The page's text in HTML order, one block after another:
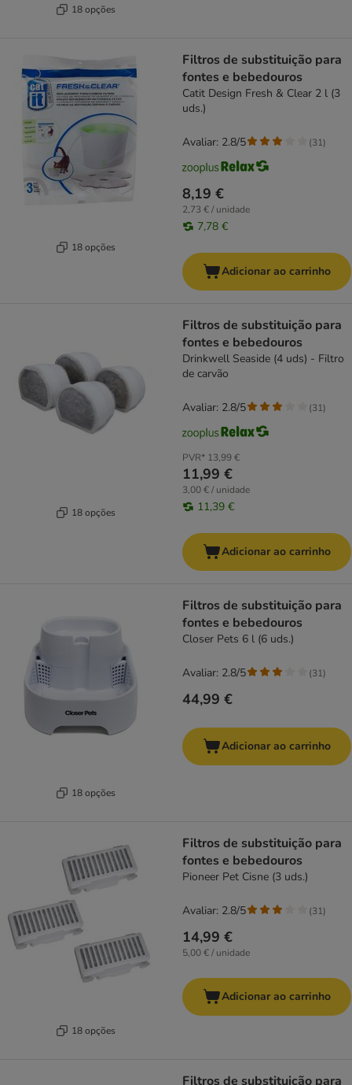
18 opções
18 opções
Filtros de substituição para
fontes e bebedouros
Catit Design Fresh & Clear 2 l (3
uds.)
8,19 €
2,73 € / unidade
7,78 €
Avaliar: 2.8/5 (31)
Adicionar ao carrinho
18 opções
Filtros de substituição para
fontes e bebedouros
Drinkwell Seaside (4 uds) - Filtro
de carvão
PVR* 13,99 €
11,99 €
3,00 € / unidade
11,39 €
Avaliar: 2.8/5 (31)
Adicionar ao carrinho
18 opções
Filtros de substituição para
fontes e bebedouros
Closer Pets 6 l (6 uds.)
44,99 €
Avaliar: 2.8/5 (31)
Adicionar ao carrinho
18 opções
Filtros de substituição para
fontes e bebedouros
Pioneer Pet Cisne (3 uds.)
14,99 €
5,00 € / unidade
Avaliar: 2.8/5 (31)
Adicionar ao carrinho
Filtros de substituição para